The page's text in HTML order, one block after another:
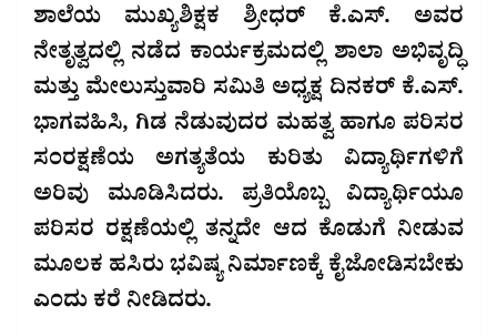
ಶಾಲೆಯ ಮುಖ್ಯಶಿಕ್ಷಕ ಶ್ರೀಧರ್ ಕೆ.ಎಸ್. ಅವರ
ನೇತೃತ್ವದಲ್ಲಿ ನಡೆದ ಕಾರ್ಯಕ್ರಮದಲ್ಲಿ ಶಾಲಾ ಅಭಿವೃದ್ಧಿ
ಮತ್ತು ಮೇಲುಸ್ತುವಾರಿ ಸಮಿತಿ ಅಧ್ಯಕ್ಷ ದಿನಕರ್ ಕೆ.ಎಸ್.
ಭಾಗವಹಿಸಿ, ಗಿಡ ನೆಡುವುದರ ಮಹತ್ವ ಹಾಗೂ ಪರಿಸರ
ಸಂರಕ್ಷಣೆಯ ಅಗತ್ಯತೆಯ ಕುರಿತು ವಿದ್ಯಾರ್ಥಿಗಳಿಗೆ
ಅರಿವು ಮೂಡಿಸಿದರು. ಪ್ರತಿಯೊಬ್ಬ ವಿದ್ಯಾರ್ಥಿಯೂ
ಪರಿಸರ ರಕ್ಷಣೆಯಲ್ಲಿ ತನ್ನದೇ ಆದ ಕೊಡುಗೆ ನೀಡುವ
ಮೂಲಕ ಹಸಿರು ಭವಿಷ್ಯ ನಿರ್ಮಾಣಕ್ಕೆ ಕೈಜೋಡಿಸಬೇಕು
ಎಂದು ಕರೆ ನೀಡಿದರು.